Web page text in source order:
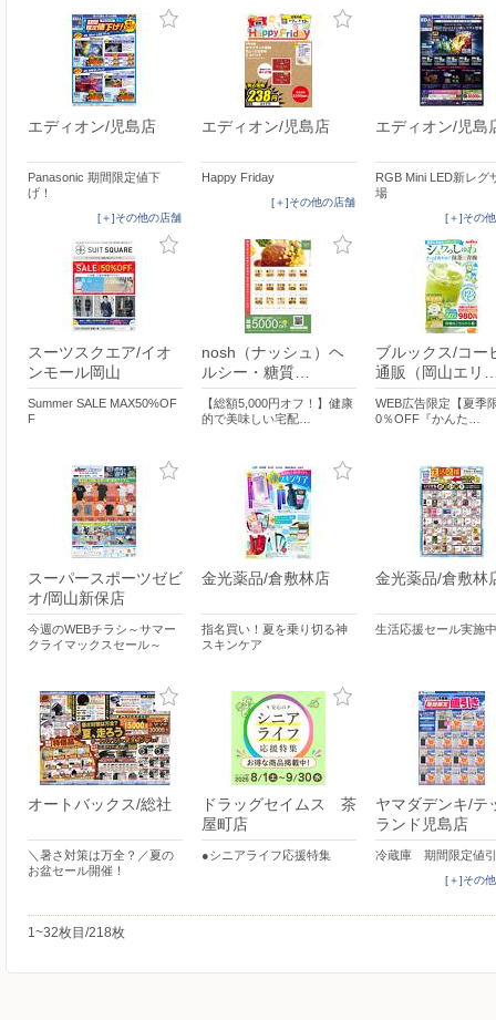
エディオン/児島店
Panasonic 期間限定値下
げ！
[＋]その他の店舗
エディオン/児島店
Happy Friday
[＋]その他の店舗
エディオン/児島
RGB Mini LED新レグ
場
[＋]その
スーツスクエア/イオ
ンモール岡山
Summer SALE MAX50%OF
F
nosh（ナッシュ）ヘ
ルシー・糖質…
【総額5,000円オフ！】健康
的で美味しい宅配…
ブルックス/コー
通販（岡山エリ
WEB広告限定【夏季
0％OFF『かんた…
スーパースポーツゼビ
オ/岡山新保店
今週のWEBチラシ～サマー
クライマックスセール～
金光薬品/倉敷林店
指名買い！夏を乗り切る神
スキンケア
金光薬品/倉敷林
生活応援セール実施
オートバックス/総社
＼暑さ対策は万全？／夏の
お盆セール開催！
ドラッグセイムス 茶
屋町店
●シニアライフ応援特集
ヤマダデンキ/テ
ランド児島店
冷蔵庫 期間限定値
[＋]その
1~32枚目/218枚